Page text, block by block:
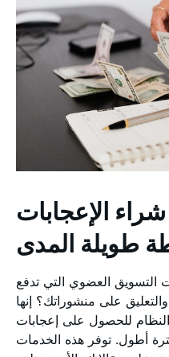
شراء الإعجابات Instagram
طويلة المدى
العضوي التي تدفع
على منشوراتك؟ إنها
للحصول على إعجابات
أطول. توفر هذه الخدمات